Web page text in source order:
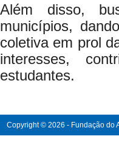
Além disso,
municípios,
coletiva em prol
interesses,
estudantes.
Copyright © 2026 - Fundação do